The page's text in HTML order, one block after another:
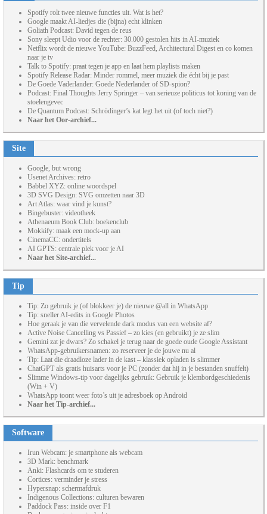
Spotify rolt twee nieuwe functies uit. Wat is het?
Google maakt AI-liedjes die (bijna) echt klinken
Goliath Podcast: David tegen de reus
Sony sleept Udio voor de rechter: 30.000 gestolen hits in AI-muziek
Netflix wordt de nieuwe YouTube: BuzzFeed, Architectural Digest en co komen
naar je tv
Talk to Spotify: praat tegen je app en laat hem playlists maken
Spotify Release Radar: Minder rommel, meer muziek die écht bij je past
De Goede Vaderlander: Goede Nederlander of SD-spion?
Podcast: Final Thoughts Jerry Springer – van serieuze politicus tot koning van de
stoelengevec
De Quantum Podcast: Schrödinger’s kat legt het uit (of toch niet?)
Naar het Oor-archief...
Site
Google, but wrong
Usenet Archives: retro
Babbel XYZ: online woordspel
3D SVG Design: SVG omzetten naar 3D
Art Atlas: waar vind je kunst?
Bingebuster: videotheek
Athenaeum Book Club: boekenclub
Mokkify: maak een mock-up aan
CinemaCC: ondertitels
AI GPTS: centrale plek voor je AI
Naar het Site-archief...
Tip
Tip: Zo gebruik je (of blokkeer je) de nieuwe @all in WhatsApp
Tip: sneller AI-edits in Google Photos
Hoe geraak je van die vervelende dark modus van een website af?
Active Noise Cancelling vs Passief – zo kies (en gebruikt) je ze slim
Gemini zat je dwars? Zo schakel je terug naar de goede oude Google Assistant
WhatsApp-gebruikersnamen: zo reserveer je de jouwe nu al
Tip: Laat die draadloze lader in de kast – klassiek opladen is slimmer
ChatGPT als gratis huisarts voor je PC (zonder dat hij in je bestanden snuffelt)
Slimme Windows-tip voor dagelijks gebruik: Gebruik je klembordgeschiedenis
(Win + V)
WhatsApp toont weer foto’s uit je adresboek op Android
Naar het Tip-archief...
Software
Irun Webcam: je smartphone als webcam
3D Mark: benchmark
Anki: Flashcards om te studeren
Cortices: verminder je stress
Hypersnap: schermafdruk
Indigenous Collections: culturen bewaren
Paddock Pass: inside over F1